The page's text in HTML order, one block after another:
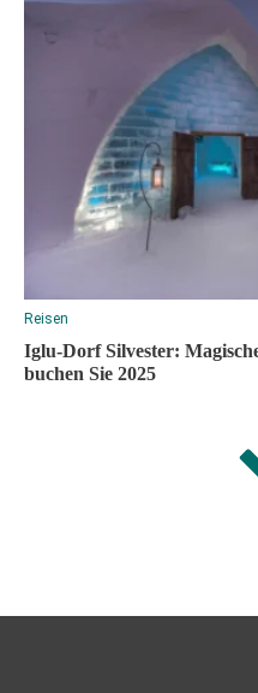
Reisen
Iglu-Dorf Silvester:
buchen Sie 2025